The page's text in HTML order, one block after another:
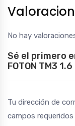
No hay
Sé el primero
FOTON TM3
Tu dirección de
campos